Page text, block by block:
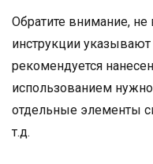
Обратите внимание, не
инструкции указывают
рекомендуется
использованием
отдельные элементы
т.д.